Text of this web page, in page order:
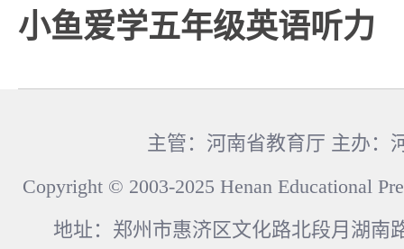
小鱼爱学五年级英语听力
主管：河南省教育厅 主办：
Copyright © 2003-2025 Henan Educational
地址：郑州市惠济区文化路北段月湖南